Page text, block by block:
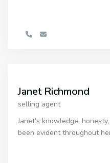
Janet Richmond
selling agent
Janet’s knowledge,
been evident throughout